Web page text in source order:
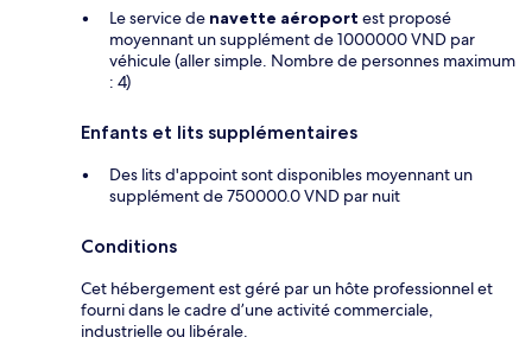
Le service de navette aéroport est proposé
moyennant un supplément de 1000000 VND par
véhicule (aller simple. Nombre de personnes maximum
: 4)
Enfants et lits supplémentaires
Des lits d'appoint sont disponibles moyennant un
supplément de 750000.0 VND par nuit
Conditions
Cet hébergement est géré par un hôte professionnel et
fourni dans le cadre d’une activité commerciale,
industrielle ou libérale.